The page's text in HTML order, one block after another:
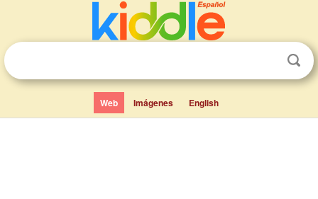
Web Imágenes English